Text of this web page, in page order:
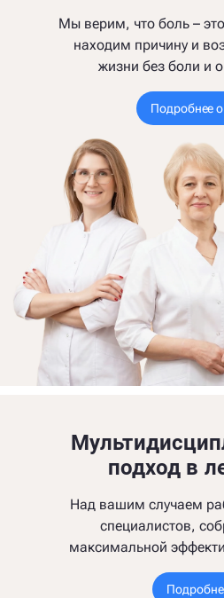
Мы верим, что боль –
находим причину и
жизни без боли и
Подробнее
подход в
Над вашим случаем
специалистов,
максимальной